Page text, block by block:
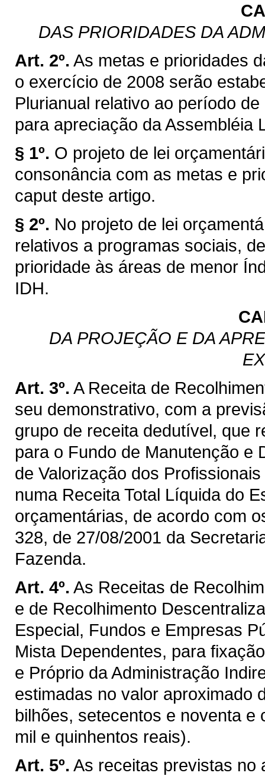
DAS PRIORIDADES DA
Art. 2º. As metas e prioridades
o exercício de 2008 serão
Plurianual relativo ao período
para apreciação da Assembléia
§ 1º. O projeto de lei
consonância com as metas e
caput deste artigo.
§ 2º. No projeto de lei
relativos a programas sociais,
prioridade às áreas de menor
IDH.
DA PROJEÇÃO E DA
Art. 3º. A Receita de
seu demonstrativo, com a
grupo de receita dedutível, que
para o Fundo de Manutenção e
de Valorização dos
numa Receita Total Líquida do
orçamentárias, de acordo com
328, de 27/08/2001 da
Fazenda.
Art. 4º. As Receitas de
e de Recolhimento
Especial, Fundos e Empresas
Mista Dependentes, para
e Próprio da Administração
estimadas no valor aproximado
bilhões, setecentos e noventa
mil e quinhentos reais).
Art. 5º. As receitas previstas no